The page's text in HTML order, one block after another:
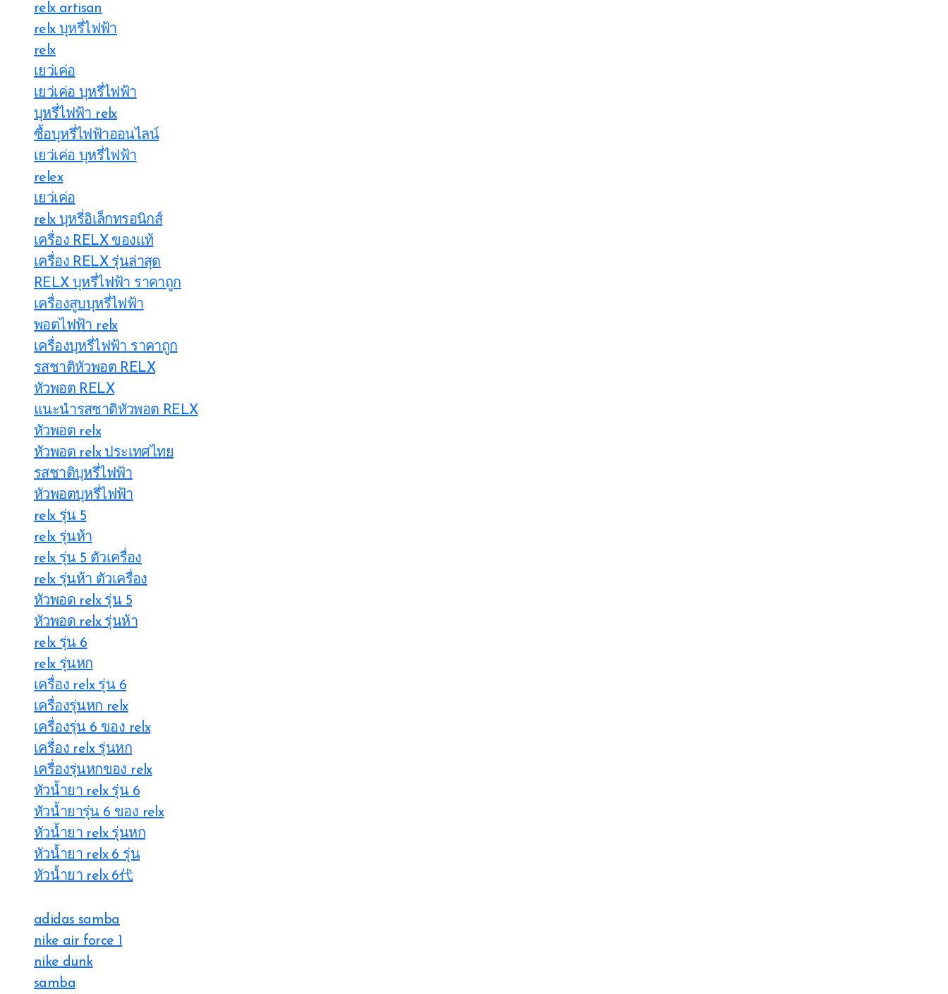
relx artisan
relx บุหรี่ไฟฟ้า
relx
เยว่เค่อ
เยว่เค่อ บุหรี่ไฟฟ้า
บุหรี่ไฟฟ้า relx
ซื้อบุหรี่ไฟฟ้าออนไลน์
เยว่เค่อ บุหรี่ไฟฟ้า
relex
เยว่เค่อ
relx บุหรี่อิเล็กทรอนิกส์
เครื่อง RELX ของแท้
เครื่อง RELX รุ่นล่าสุด
RELX บุหรี่ไฟฟ้า ราคาถูก
เครื่องสูบบุหรี่ไฟฟ้า
พอตไฟฟ้า relx
เครื่องบุหรี่ไฟฟ้า ราคาถูก
รสชาติหัวพอต RELX
หัวพอต RELX
แนะนำรสชาติหัวพอต RELX
หัวพอต relx
หัวพอต relx ประเทศไทย
รสชาติบุหรี่ไฟฟ้า
หัวพอตบุหรี่ไฟฟ้า
relx รุ่น 5
relx รุ่นห้า
relx รุ่น 5 ตัวเครื่อง
relx รุ่นห้า ตัวเครื่อง
หัวพอด relx รุ่น 5
หัวพอด relx รุ่นห้า
relx รุ่น 6
relx รุ่นหก
เครื่อง relx รุ่น 6
เครื่องรุ่นหก relx
เครื่องรุ่น 6 ของ relx
เครื่อง relx รุ่นหก
เครื่องรุ่นหกของ relx
หัวน้ำยา relx รุ่น 6
หัวน้ำยารุ่น 6 ของ relx
หัวน้ำยา relx รุ่นหก
หัวน้ำยา relx 6 รุ่น
หัวน้ำยา relx 6代
adidas samba
nike air force 1
nike dunk
samba